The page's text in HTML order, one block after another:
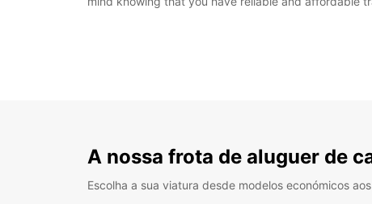
A nossa frota de aluguer de
Escolha a sua viatura desde modelos económicos